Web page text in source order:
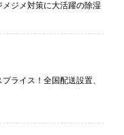
ジメ対策に大活躍の除湿
ライス！全国配送設置、